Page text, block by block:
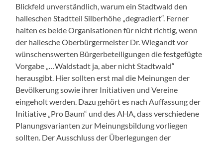
Blickfeld unverständlich, warum ein Stadtwald den
halleschen Stadtteil Silberhöhe „degradiert“. Ferner
halten es beide Organisationen für nicht richtig, wenn
der hallesche Oberbürgermeister Dr. Wiegandt vor
wünschenswerten Bürgerbeteiligungen die festgefügte
Vorgabe „…Waldstadt ja, aber nicht Stadtwald“
herausgibt. Hier sollten erst mal die Meinungen der
Bevölkerung sowie ihrer Initiativen und Vereine
eingeholt werden. Dazu gehört es nach Auffassung der
Initiative „Pro Baum“ und des AHA, dass verschiedene
Planungsvarianten zur Meinungsbildung vorliegen
sollten. Der Ausschluss der Überlegungen der